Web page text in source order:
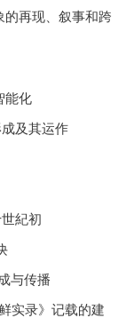
再现、叙事和跨
能化
及其运作
紀初
与传播
实录》记载的建